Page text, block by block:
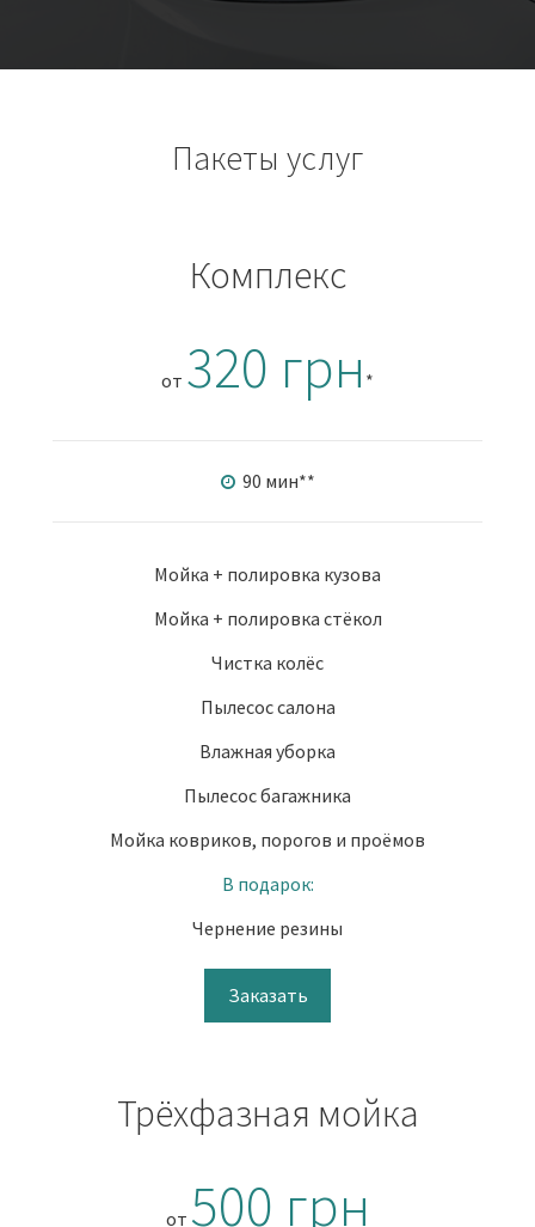
Пакеты услуг
Комплекс
от 320 грн *
90 мин**
Мойка + полировка кузова
Мойка + полировка стёкол
Чистка колёс
Пылесос салона
Влажная уборка
Пылесос багажника
Мойка ковриков, порогов и проёмов
В подарок:
Чернение резины
Заказать
Трёхфазная мойка
от 500 грн